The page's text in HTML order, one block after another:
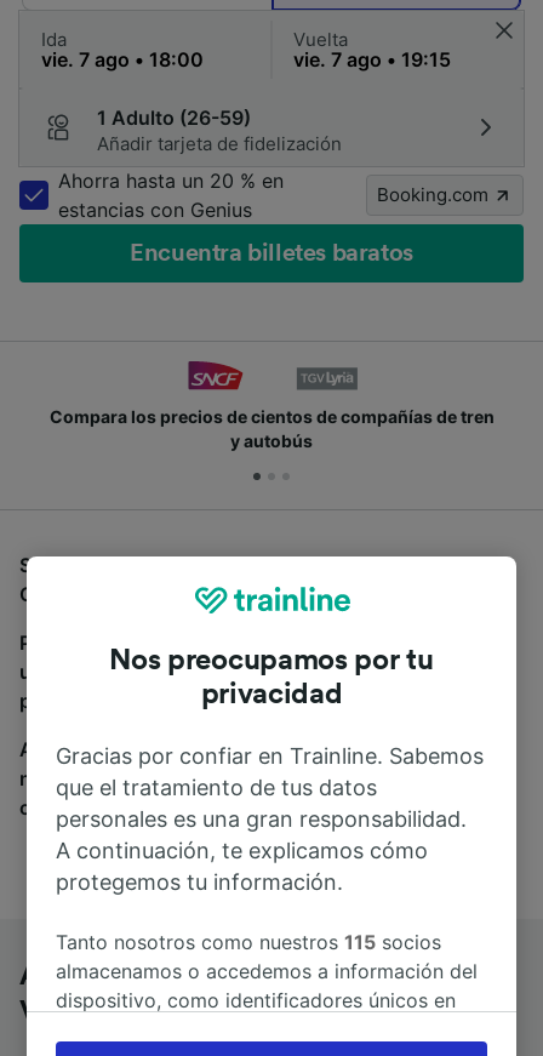
Ida Vuelta
1 Adulto (26-59)
Añadir tarjeta de fidelización
Ahorra hasta un 20 % en
estancias con Genius
Booking.com
Encuentra billetes baratos
Compara los precios de cientos de compañías de tren
y autobús
Si estás buscando autobuses de Aeropuerto París
Orly a Besançon Viotte, estás en el sitio adecuado.
Para encontrar billetes de autobús, simplemente haz
una búsqueda y nosotros compararemos horarios y
precios tanto de tren como de autobús.
A donde quiera que vayas, tu viaje empieza con
nosotros. Encuentra billetes de más de 170
compañías de tren y autobús.
Aeropuerto París Orly a Besançon
Viotte en autobús
Nos preocupamos por tu
privacidad
Gracias por confiar en Trainline. Sabemos
que el tratamiento de tus datos
personales es una gran responsabilidad.
A continuación, te explicamos cómo
protegemos tu información.
Tanto nosotros como nuestros115 socios
almacenamos o accedemos a información del
dispositivo, como identificadores únicos en